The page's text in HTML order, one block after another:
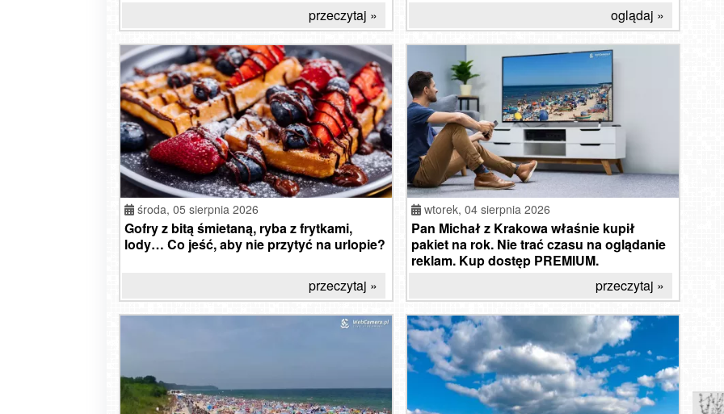
przeczytaj »
oglądaj »
środa, 05 sierpnia 2026
Gofry z bitą śmietaną, ryba z frytkami,
lody… Co jeść, aby nie przytyć na urlopie?
przeczytaj »
wtorek, 04 sierpnia 2026
Pan Michał z Krakowa właśnie kupił
pakiet na rok. Nie trać czasu na oglądanie
reklam. Kup dostęp PREMIUM.
przeczytaj »